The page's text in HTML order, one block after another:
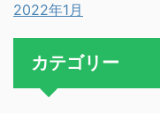
2022年1月
カテゴリー